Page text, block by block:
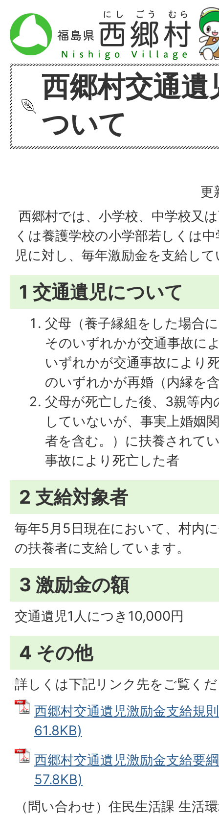
西郷村交通遺
ついて
更
西郷村では、小学校、中学校又
くは養護学校の小学部若しくは
児に対し、毎年激励金を支給し
1 交通遺児について
父母（養子縁組をした場合
そのいずれかが交通事故に
いずれかが交通事故により
のいずれかが再婚（内縁を
父母が死亡した後、3親等内
していないが、事実上婚姻
者を含む。）に扶養されて
事故により死亡した者
2 支給対象者
毎年5月5日現在において、村内
の扶養者に支給しています。
3 激励金の額
交通遺児1人につき10,000円
4 その他
詳しくは下記リンク先をご覧く
西郷村交通遺児激励金支給規
61.8KB)
西郷村交通遺児激励金支給要
57.8KB)
（問い合わせ）住民生活課 生活